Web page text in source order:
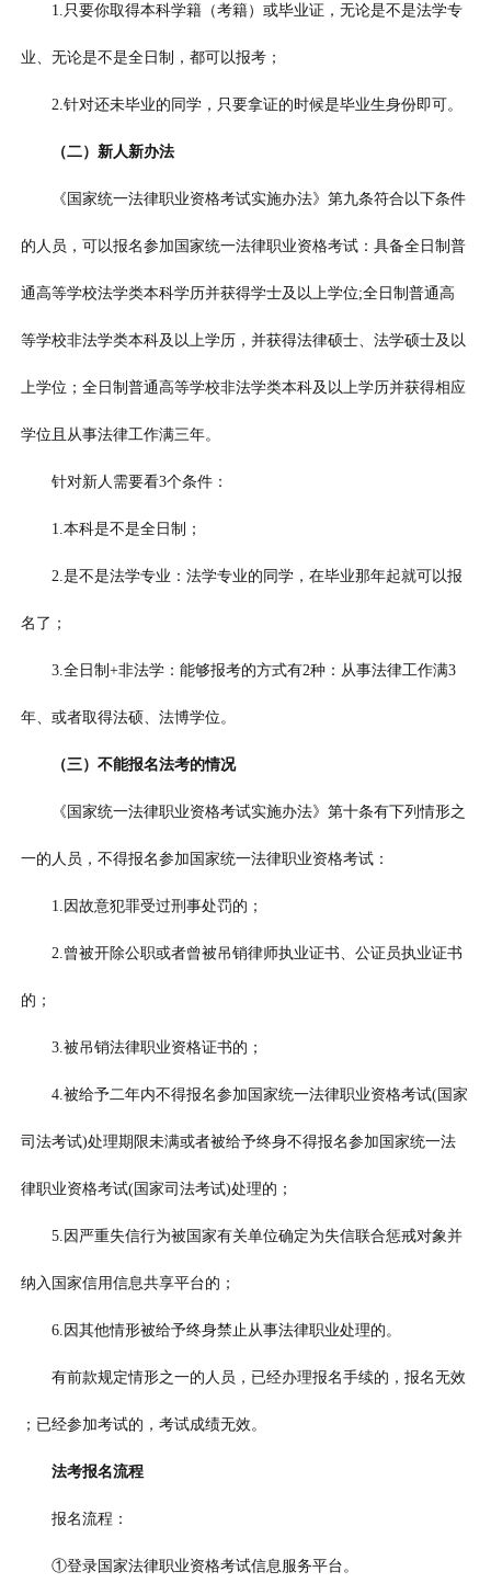
1.只要你取得本科学籍（考籍）或毕业证，无论是不是法学专
业、无论是不是全日制，都可以报考；
2.针对还未毕业的同学，只要拿证的时候是毕业生身份即可。
（二）新人新办法
《国家统一法律职业资格考试实施办法》第九条符合以下条件
的人员，可以报名参加国家统一法律职业资格考试：具备全日制普
通高等学校法学类本科学历并获得学士及以上学位;全日制普通高
等学校非法学类本科及以上学历，并获得法律硕士、法学硕士及以
上学位；全日制普通高等学校非法学类本科及以上学历并获得相应
学位且从事法律工作满三年。
针对新人需要看3个条件：
1.本科是不是全日制；
2.是不是法学专业：法学专业的同学，在毕业那年起就可以报
名了；
3.全日制+非法学：能够报考的方式有2种：从事法律工作满3
年、或者取得法硕、法博学位。
（三）不能报名法考的情况
《国家统一法律职业资格考试实施办法》第十条有下列情形之
一的人员，不得报名参加国家统一法律职业资格考试：
1.因故意犯罪受过刑事处罚的；
2.曾被开除公职或者曾被吊销律师执业证书、公证员执业证书
的；
3.被吊销法律职业资格证书的；
4.被给予二年内不得报名参加国家统一法律职业资格考试(国家
司法考试)处理期限未满或者被给予终身不得报名参加国家统一法
律职业资格考试(国家司法考试)处理的；
5.因严重失信行为被国家有关单位确定为失信联合惩戒对象并
纳入国家信用信息共享平台的；
6.因其他情形被给予终身禁止从事法律职业处理的。
有前款规定情形之一的人员，已经办理报名手续的，报名无效
；已经参加考试的，考试成绩无效。
法考报名流程
报名流程：
①登录国家法律职业资格考试信息服务平台。